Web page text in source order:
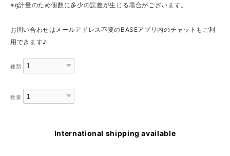
※g計量のため個数に多少の誤差が生じる場合がございます。
お問い合わせはメールアドレス不要のBASEアプリ内のチャットもご利
用できます♪
種類
数量
International shipping available